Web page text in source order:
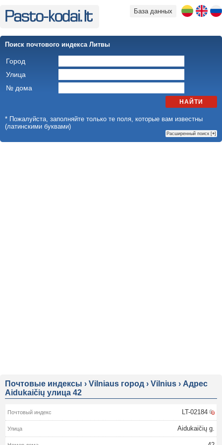
База данных
Поиск почтового индекса Литвы
Город
Улица
№ дома
НАЙТИ
* Пожалуйста, заполняйте только те поля, которые вам известны
(латинскими буквами)
Расширенный поиск [+]
Почтовые индексы › Vilniaus город › Vilnius › Адрес
Aidukaičių улица 42
LT-02184
Aidukaičių g.